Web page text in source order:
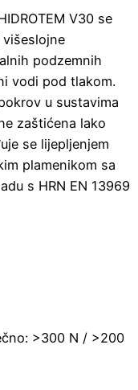
V30 se
podzemnih
vodi pod tlakom.
u sustavima
zaštićena lako
se lijepljenjem
plamenikom sa
s HRN EN 13969
>300 N / >200